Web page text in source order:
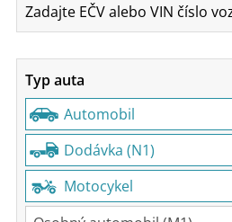
Zadajte EČV alebo VIN číslo
Typ auta
Automobil
Dodávka (N1)
Motocykel